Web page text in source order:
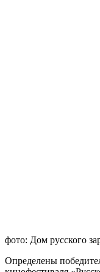
фото: Дом русского
Определены